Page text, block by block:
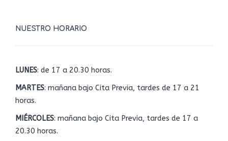
NUESTRO HORARIO
LUNES: de 17 a 20.30 horas.
MARTES: mañana bajo Cita Previa, tardes de 17 a 21
horas.
MIÉRCOLES: mañana bajo Cita Previa, tardes de 17 a
20.30 horas.